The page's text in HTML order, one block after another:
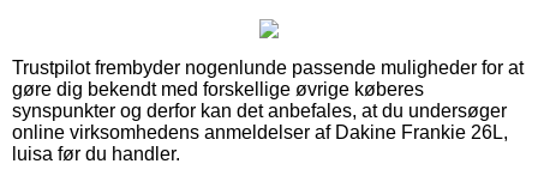
Trustpilot frembyder nogenlunde passende muligheder for at
gøre dig bekendt med forskellige øvrige køberes
synspunkter og derfor kan det anbefales, at du undersøger
online virksomhedens anmeldelser af Dakine Frankie 26L,
luisa før du handler.